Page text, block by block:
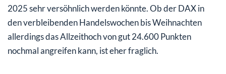
2025 sehr versöhnlich werden könnte. Ob der DAX in
den verbleibenden Handelswochen bis Weihnachten
allerdings das Allzeithoch von gut 24.600 Punkten
nochmal angreifen kann, ist eher fraglich.